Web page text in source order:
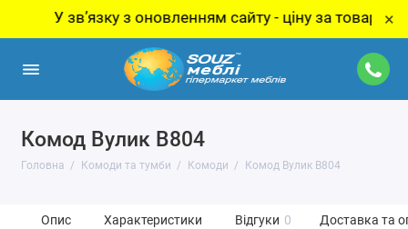
звʼязку з оновленням сайту - ціну за товар ×
Комод Вулик В804
Головна Комоди та тумби Комоди Комод Вулик В804
Опис Характеристики Відгуки 0 Доставка та